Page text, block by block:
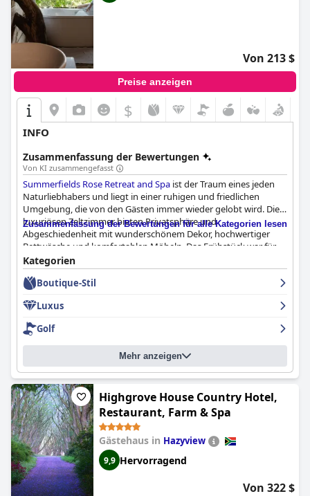
Von 213 $
Preise anzeigen
$
INFO
Zusammenfassung der Bewertungen
Von KI zusammengefasst
Summerfields Rose Retreat and Spa ist der Traum eines jeden
Naturliebhabers und liegt in einer ruhigen und friedlichen
Umgebung, die von den Gästen immer wieder gelobt wird. Die
luxuriösen Zeltzimmer bieten Privatsphäre und
Abgeschiedenheit mit wunderschönem Dekor, hochwertiger
Bettwäsche und komfortablen Möbeln. Das Frühstück war für
viele Gäste ein Highlight und wurde als erstaunlich und
ausgezeichnet beschrieben, während das Abendessen von
einigen Gästen als fade und geschmacklos empfunden wurde.
das Gefühl, willkommen zu sein und verwöhnt zu werden, und
das Spa bot ein erstklassiges Erlebnis. Der Pool ist mit seiner
atemberaubenden Außenanlage, den luxuriösen
Annehmlichkeiten und der Poolbar, an der lokal hergestellter
Gin serviert wird, ein herausragendes Merkmal. Das Resort
bietet ultimativen Luxus und ist perfekt für romantische
Ausflüge. Insgesamt bietetSummerfields Rose Retreat and Spa
ein außergewöhnliches Erlebnis für alle, die einen luxuriösen
und entspannenden Urlaub in einer wunderschönen
Umgebung verbringen möchten.
Zusammenfassung der Bewertungen für alle Kategorien lesen
Kategorien
Boutique-Stil
Luxus
Golf
Mehr anzeigen
Highgrove House Country Hotel,
Restaurant, Farm & Spa
Gästehaus in Hazyview
9,9 Hervorragend
Von 322 $